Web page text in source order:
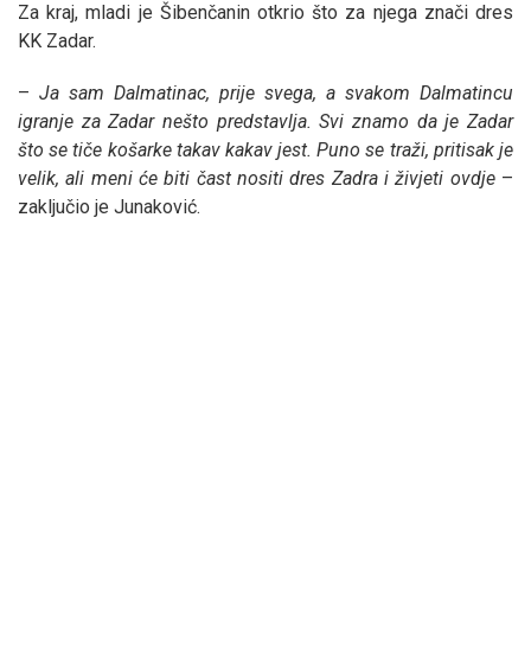
Za kraj, mladi je Šibenčanin otkrio što za njega znači dres
KK Zadar.
– Ja sam Dalmatinac, prije svega, a svakom Dalmatincu
igranje za Zadar nešto predstavlja. Svi znamo da je Zadar
što se tiče košarke takav kakav jest. Puno se traži, pritisak je
velik, ali meni će biti čast nositi dres Zadra i živjeti ovdje–
zaključio je Junaković.